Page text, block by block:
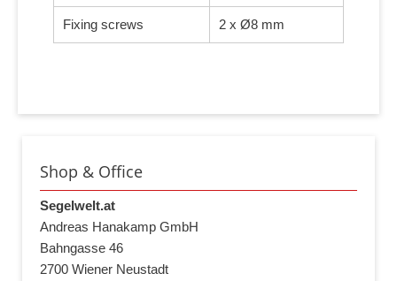
Fixing screws 2 x Ø8 mm
Shop & Office
Segelwelt.at
Andreas Hanakamp GmbH
Bahngasse 46
2700 Wiener Neustadt